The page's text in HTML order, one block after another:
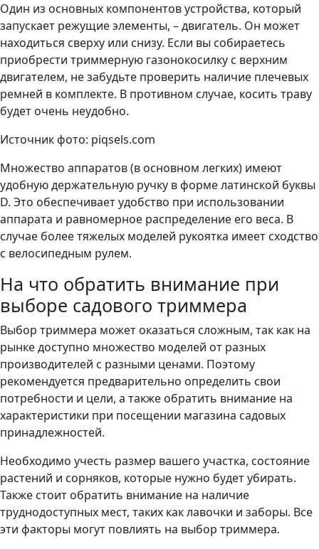
Один из основных компонентов устройства, который
запускает режущие элементы, – двигатель. Он может
находиться сверху или снизу. Если вы собираетесь
приобрести триммерную газонокосилку с верхним
двигателем, не забудьте проверить наличие плечевых
ремней в комплекте. В противном случае, косить траву
будет очень неудобно.
Источник фото: piqsels.com
Множество аппаратов (в основном легких) имеют
удобную держательную ручку в форме латинской буквы
D. Это обеспечивает удобство при использовании
аппарата и равномерное распределение его веса. В
случае более тяжелых моделей рукоятка имеет сходство
с велосипедным рулем.
На что обратить внимание при
выборе садового триммера
Выбор триммера может оказаться сложным, так как на
рынке доступно множество моделей от разных
производителей с разными ценами. Поэтому
рекомендуется предварительно определить свои
потребности и цели, а также обратить внимание на
характеристики при посещении магазина садовых
принадлежностей.
Необходимо учесть размер вашего участка, состояние
растений и сорняков, которые нужно будет убирать.
Также стоит обратить внимание на наличие
труднодоступных мест, таких как лавочки и заборы. Все
эти факторы могут повлиять на выбор триммера.